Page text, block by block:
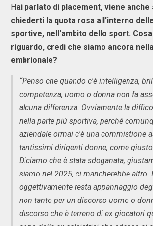
Hai parlato di placement, viene anche
chiederti la quota rosa all'interno
sportive, nell'ambito dello sport.
riguardo, credi che siamo ancora
embrionale?
“Penso che quando c'è intelligenza,
competenza, uomo o donna non fa
alcuna differenza. Ovviamente la
nella parte più sportiva, perché
aziendale ormai c'è una commistione
tantissimi dirigenti donne, come giusto
Diciamo che è stata sdoganata,
siamo nel 2025, ci mancherebbe altro.
oggettivamente resta appannaggio
non tanto per un discorso uomo o
discorso che è terreno di ex giocatori